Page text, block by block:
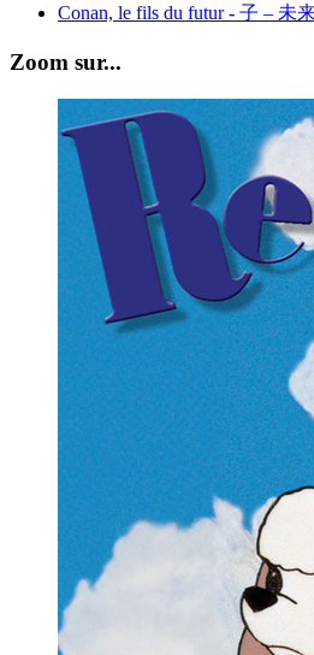
Conan, le fils du futur - 子 – 未
Zoom sur...